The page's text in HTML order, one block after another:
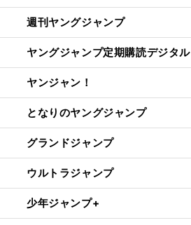
週刊ヤングジャンプ
ヤングジャンプ定期購読デジタル
ヤンジャン！
となりのヤングジャンプ
グランドジャンプ
ウルトラジャンプ
少年ジャンプ+